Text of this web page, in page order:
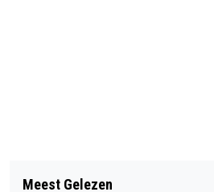
TELSTAR DEELT
Meest Gelezen